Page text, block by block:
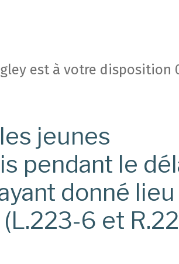
est à votre disposition
jeunes
pendant le
donné lieu
6 et